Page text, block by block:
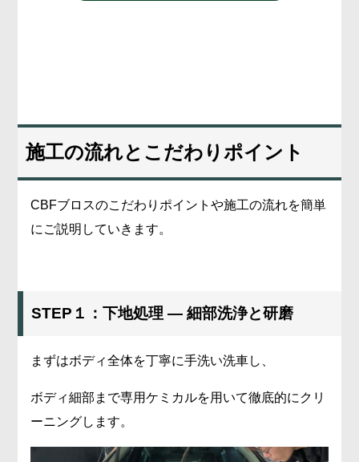
施工の流れとこだわりポイント
CBFブロスのこだわりポイントや施工の流れを簡単
にご説明していきます。
STEP１：下地処理 ― 細部洗浄と研磨
まずはボディ全体を丁寧に手洗い洗車し、
ボディ細部まで専用ケミカルを用いて徹底的にクリ
ーニングします。